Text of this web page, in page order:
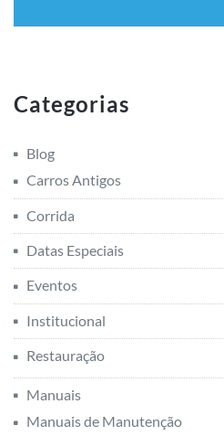
Categorias
Blog
Carros Antigos
Corrida
Datas Especiais
Eventos
Institucional
Restauração
Manuais
Manuais de Manutenção